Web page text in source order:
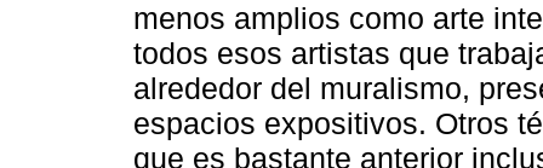
menos amplios como arte
todos esos artistas que
alrededor del muralismo,
espacios expositivos. Otros
que es bastante anterior